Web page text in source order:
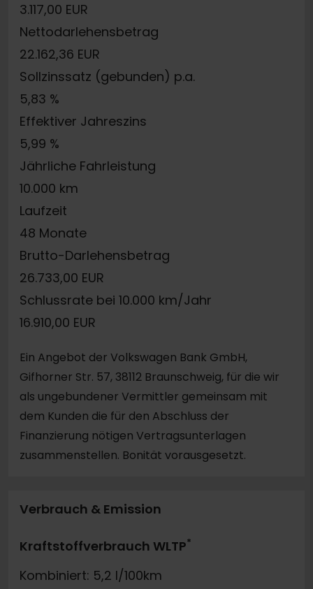
3.117,00 EUR
Nettodarlehensbetrag
22.162,36 EUR
Sollzinssatz (gebunden) p.a.
5,83 %
Effektiver Jahreszins
5,99 %
Jährliche Fahrleistung
10.000 km
Laufzeit
48 Monate
Brutto-Darlehensbetrag
26.733,00 EUR
Schlussrate bei 10.000 km/Jahr
16.910,00 EUR
Ein Angebot der Volkswagen Bank GmbH,
Gifhorner Str. 57, 38112 Braunschweig, für die wir
als ungebundener Vermittler gemeinsam mit
dem Kunden die für den Abschluss der
Finanzierung nötigen Vertragsunterlagen
zusammenstellen. Bonität vorausgesetzt.
Verbrauch & Emission
Kraftstoffverbrauch WLTP*
Kombiniert: 5,2 l/100km